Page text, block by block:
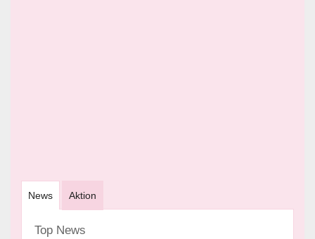
News Aktion
Top News